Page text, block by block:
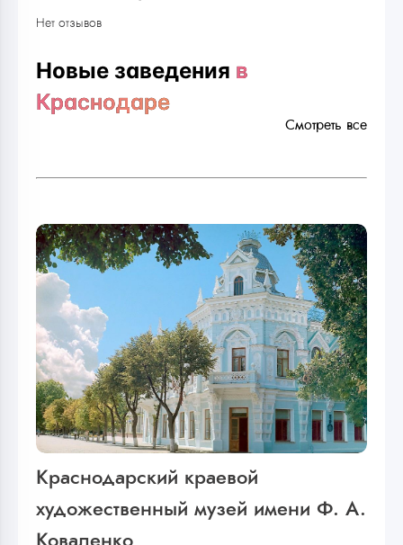
Нет отзывов
Новые заведения в
Краснодаре
Смотреть все
Краснодарский краевой
художественный музей имени Ф. А.
Коваленко